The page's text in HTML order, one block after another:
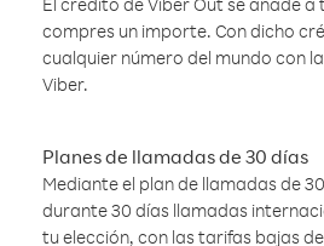
compres un importe. Con dicho
cualquier número del mundo con
Viber.
Planes de llamadas de 30 días
Mediante el plan de llamadas de
durante 30 días llamadas
tu elección, con las tarifas bajas